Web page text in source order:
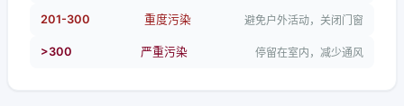
201-300 重度污染 避免户外活动，关闭门窗
>300 严重污染 停留在室内，减少通风